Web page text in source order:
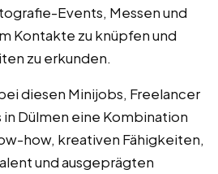
Events, Messen und
Kontakte zu knüpfen und
zu erkunden.
diesen Minijobs, Freelancer
Dülmen eine Kombination
how, kreativen Fähigkeiten,
und ausgeprägten